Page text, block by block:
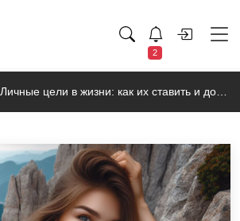
2
Личные цели в жизни: как их ставить и достигать